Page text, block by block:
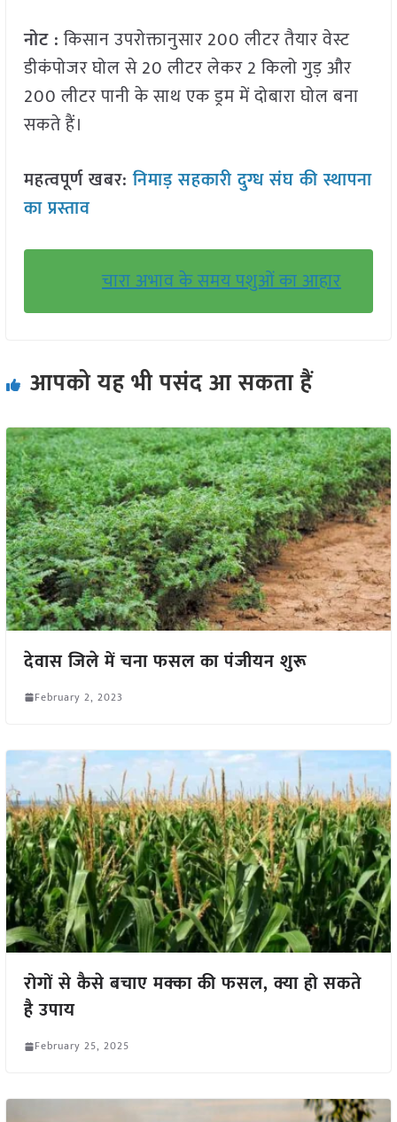
नोट :किसान उपरोक्तानुसार 200 लीटर तैयार वेस्ट
डीकंपोजर घोल से 20 लीटर लेकर 2 किलो गुड़ और
200 लीटर पानी के साथ एक ड्रम में दोबारा घोल बना
सकते हैं।
महत्वपूर्ण खबर:निमाड़ सहकारी दुग्ध संघ की स्थापना
का प्रस्ताव
चारा अभाव के समय पशुओं का आहार
आपको यह भी पसंद आ सकता हैं
देवास जिले में चना फसल का पंजीयन शुरू
February 2, 2023
रोगों से कैसे बचाए मक्का की फसल, क्या हो सकते
है उपाय
February 25, 2025